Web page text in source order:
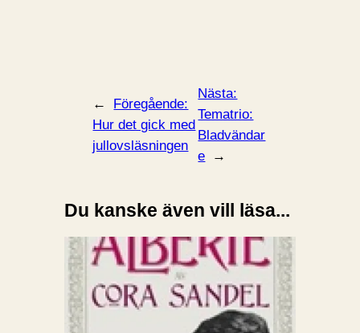
←
Föregående:
Hur det gick med
jullovsläsningen
Nästa:
Tematrio:
Bladvändar
e
→
Du kanske även vill läsa...